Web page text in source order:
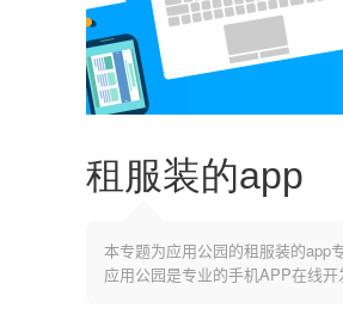
租服装的app
本专题为应用公园的租服装的app
应用公园是专业的手机APP在线